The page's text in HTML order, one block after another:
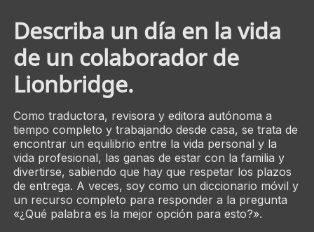
Describa un día en la vida
de un colaborador de
Lionbridge.
Como traductora, revisora y editora autónoma a
tiempo completo y trabajando desde casa, se trata de
encontrar un equilibrio entre la vida personal y la
vida profesional, las ganas de estar con la familia y
divertirse, sabiendo que hay que respetar los plazos
de entrega. A veces, soy como un diccionario móvil y
un recurso completo para responder a la pregunta
«¿Qué palabra es la mejor opción para esto?».